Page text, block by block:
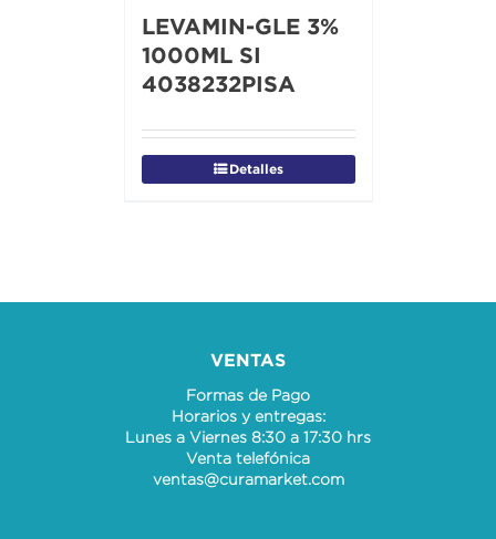
LEVAMIN-GLE 3%
1000ML SI
4038232PISA
Detalles
VENTAS
Formas de Pago
Horarios y entregas:
Lunes a Viernes 8:30 a 17:30 hrs
Venta telefónica
ventas@curamarket.com